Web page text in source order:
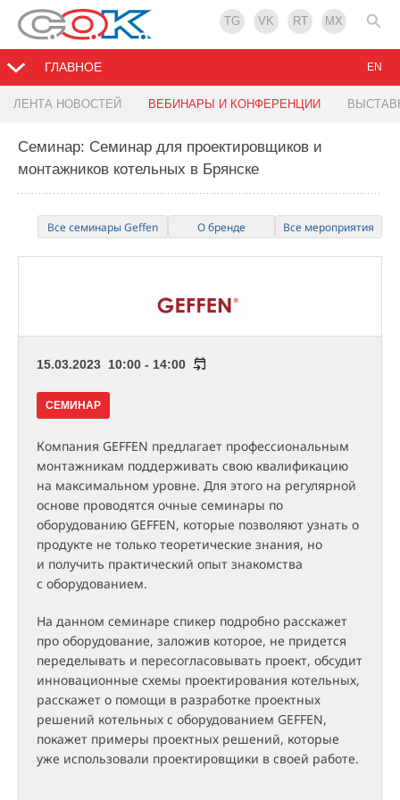
TG VK RT MX
ГЛАВНОЕ
ЛЕНТА НОВОСТЕЙ ВЕБИНАРЫ И КОНФЕРЕНЦИИ
EN
Семинар: Семинар для проектировщиков и
монтажников котельных в Брянске
Все семинары Geffen О бренде Все мероприятия
15.03.2023 10:00 - 14:00
СЕМИНАР
Компания GEFFEN предлагает профессиональным
монтажникам поддерживать свою квалификацию
на максимальном уровне. Для этого на регулярной
основе проводятся очные семинары по
оборудованию GEFFEN, которые позволяют узнать о
продукте не только теоретические знания, но
и получить практический опыт знакомства
с оборудованием.
На данном семинаре спикер подробно расскажет
про оборудование, заложив которое, не придется
переделывать и пересогласовывать проект, обсудит
инновационные схемы проектирования котельных,
расскажет о помощи в разработке проектных
решений котельных с оборудованием GEFFEN,
покажет примеры проектных решений, которые
уже использовали проектировщики в своей работе.